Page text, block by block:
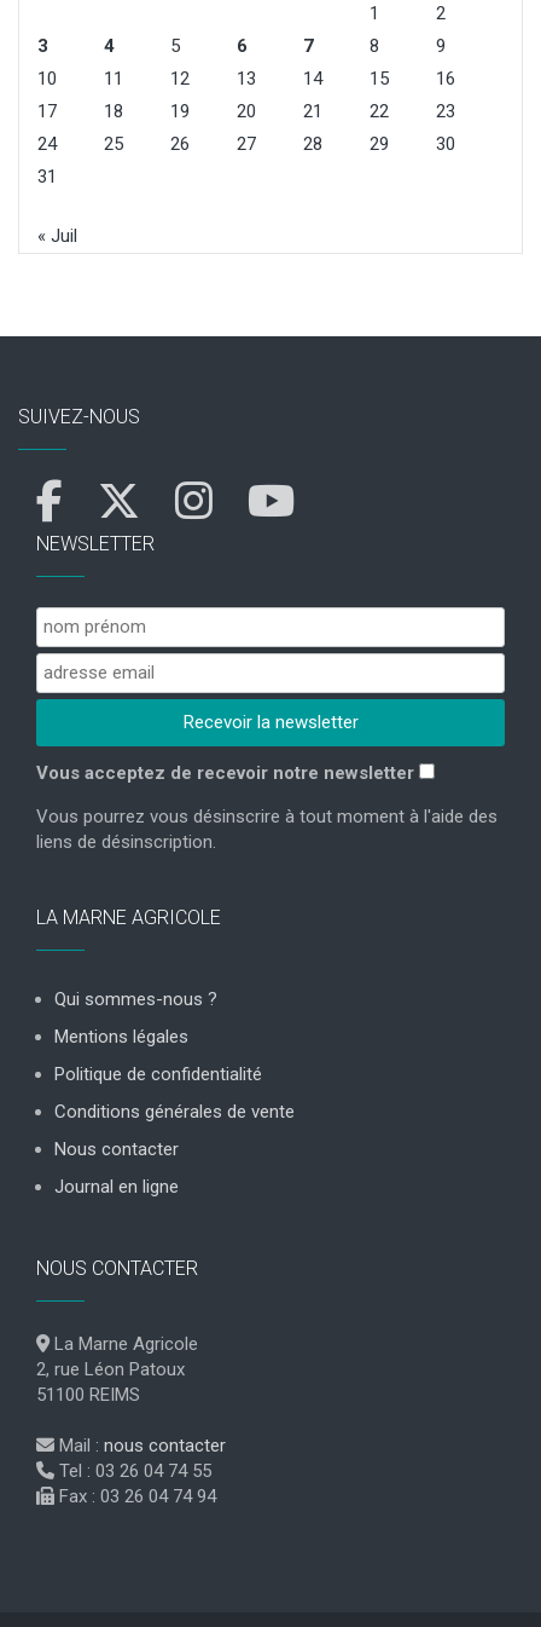
1
2
3
4 5 6 7 8
9
10
11 12 13 14 15
16
17
18 19 20 21 22
23
24
25 26 27 28 29
30
31
« Juil
SUIVEZ-NOUS
NEWSLETTER
Vous acceptez de recevoir notre newsletter
Vous pourrez vous désinscrire à tout moment à l'aide des
liens de désinscription.
LA MARNE AGRICOLE
Qui sommes-nous ?
Mentions légales
Politique de confidentialité
Conditions générales de vente
Nous contacter
Journal en ligne
NOUS CONTACTER
La Marne Agricole
2, rue Léon Patoux
51100 REIMS
Mail : nous contacter
Tel : 03 26 04 74 55
Fax : 03 26 04 74 94